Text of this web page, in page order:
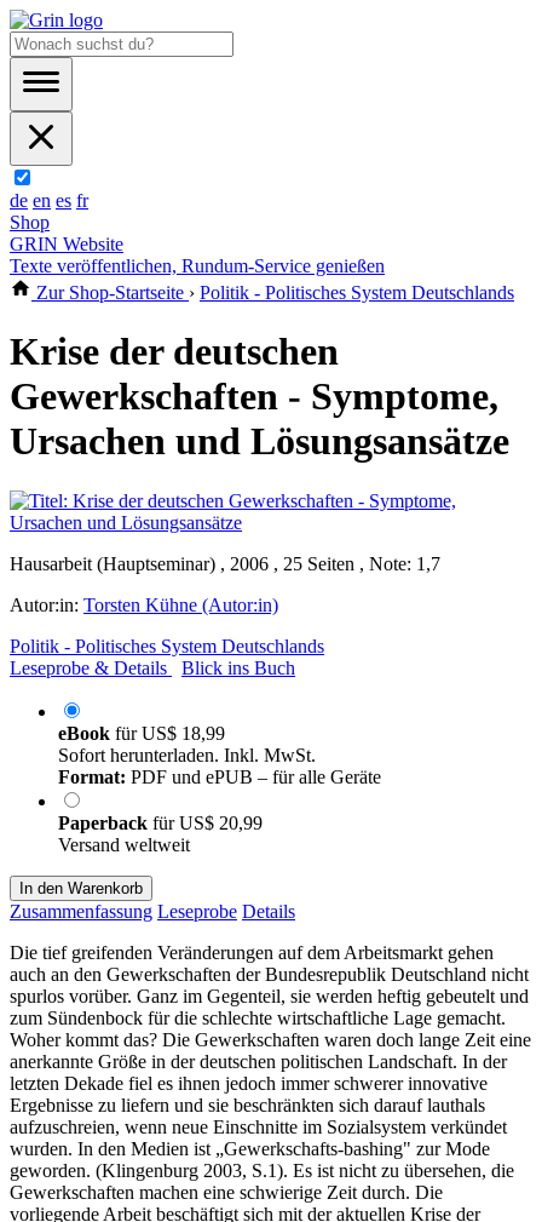
de en es fr
Shop
GRIN Website
Texte veröffentlichen, Rundum-Service genießen
Zur Shop-Startseite › Politik - Politisches System Deutschlands
Krise der deutschen
Gewerkschaften - Symptome,
Ursachen und Lösungsansätze
Hausarbeit (Hauptseminar) , 2006 , 25 Seiten , Note: 1,7
Autor:in: Torsten Kühne (Autor:in)
Politik - Politisches System Deutschlands
Leseprobe & Details
Blick ins Buch
eBook fürUS$ 18,99
Sofort herunterladen. Inkl. MwSt.
Format: PDF und ePUB – für alle Geräte
Paperback fürUS$ 20,99
Versand weltweit
In den Warenkorb
Zusammenfassung Leseprobe Details
Die tief greifenden Veränderungen auf dem Arbeitsmarkt gehen
auch an den Gewerkschaften der Bundesrepublik Deutschland nicht
spurlos vorüber. Ganz im Gegenteil, sie werden heftig gebeutelt und
zum Sündenbock für die schlechte wirtschaftliche Lage gemacht.
Woher kommt das? Die Gewerkschaften waren doch lange Zeit eine
anerkannte Größe in der deutschen politischen Landschaft. In der
letzten Dekade fiel es ihnen jedoch immer schwerer innovative
Ergebnisse zu liefern und sie beschränkten sich darauf lauthals
aufzuschreien, wenn neue Einschnitte im Sozialsystem verkündet
wurden. In den Medien ist „Gewerkschafts-bashing" zur Mode
geworden. (Klingenburg 2003, S.1). Es ist nicht zu übersehen, die
Gewerkschaften machen eine schwierige Zeit durch. Die
vorliegende Arbeit beschäftigt sich mit der aktuellen Krise der